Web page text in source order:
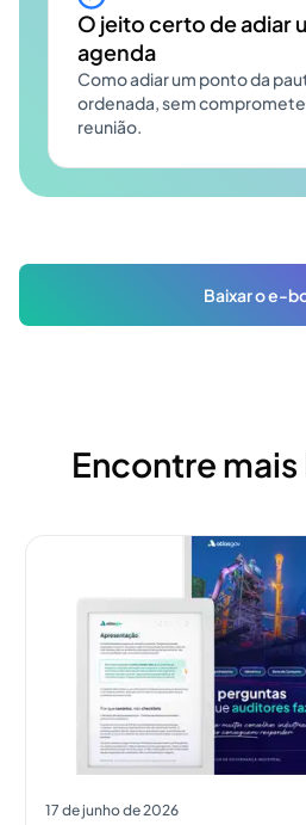
O jeito certo de adiar
agenda
Como adiar um ponto da
ordenada, sem
reunião.
Baixar o e-
Encontre
17 de junho de 2026